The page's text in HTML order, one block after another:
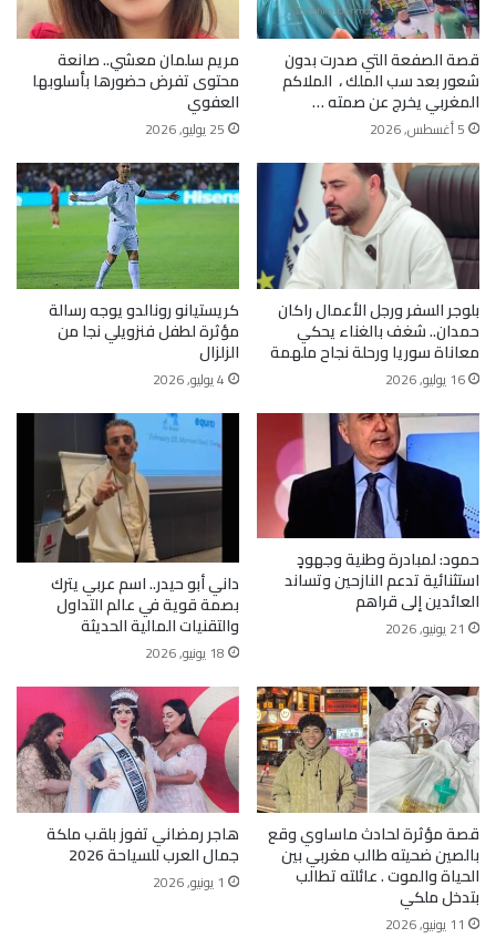
قصة الصفعة التي صدرت بدون
شعور بعد سب الملك ، الملاكم
المغربي يخرج عن صمته …
5 أغسطس, 2026
مريم سلمان معشي.. صانعة
محتوى تفرض حضورها بأسلوبها
العفوي
25 يوليو, 2026
بلوجر السفر ورجل الأعمال راكان
حمدان.. شغف بالغناء يحكي
معاناة سوريا ورحلة نجاح ملهمة
16 يوليو, 2026
كريستيانو رونالدو يوجه رسالة
مؤثرة لطفل فنزويلي نجا من
الزلزال
4 يوليو, 2026
حمود: لمبادرة وطنية وجهودٍ
استثنائية تدعم النازحين وتساند
العائدين إلى قراهم
21 يونيو, 2026
داني أبو حيدر.. اسم عربي يترك
بصمة قوية في عالم التداول
والتقنيات المالية الحديثة
18 يونيو, 2026
قصة مؤثرة لحادث ماساوي وقع
بالصين ضحيته طالب مغربي بين
الحياة والموت . عائلته تطالب
بتدخل ملكي
11 يونيو, 2026
هاجر رمضاني تفوز بلقب ملكة
جمال العرب للسياحة 2026
1 يونيو, 2026